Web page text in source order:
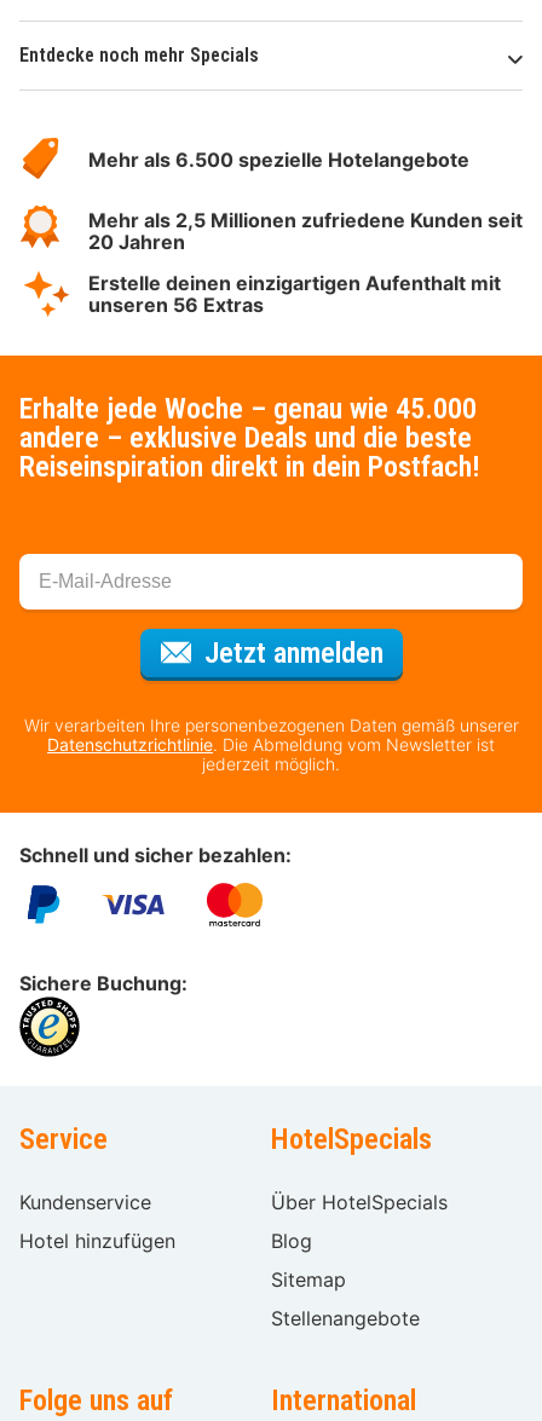
Entdecke noch mehr Specials
Hotelspecials
Mehr als 6.500 spezielle Hotelangebote
Mehr als 2,5 Millionen zufriedene Kunden seit
20 Jahren
Erstelle deinen einzigartigen Aufenthalt mit
unseren 56 Extras
Erhalte jede Woche – genau wie 45.000
andere – exklusive Deals und die beste
Reiseinspiration direkt in dein Postfach!
Jetzt anmeldenFür den
Wir verarbeiten Ihre personenbezogenen Daten gemäß unserer
Datenschutzrichtlinie. Die Abmeldung vom Newsletter ist
jederzeit möglich.
Schnell und sicher bezahlen:
Sichere Buchung:
Service
Kundenservice
Hotel hinzufügen
HotelSpecials
Über HotelSpecials
Blog
Sitemap
Stellenangebote
Folge uns auf International